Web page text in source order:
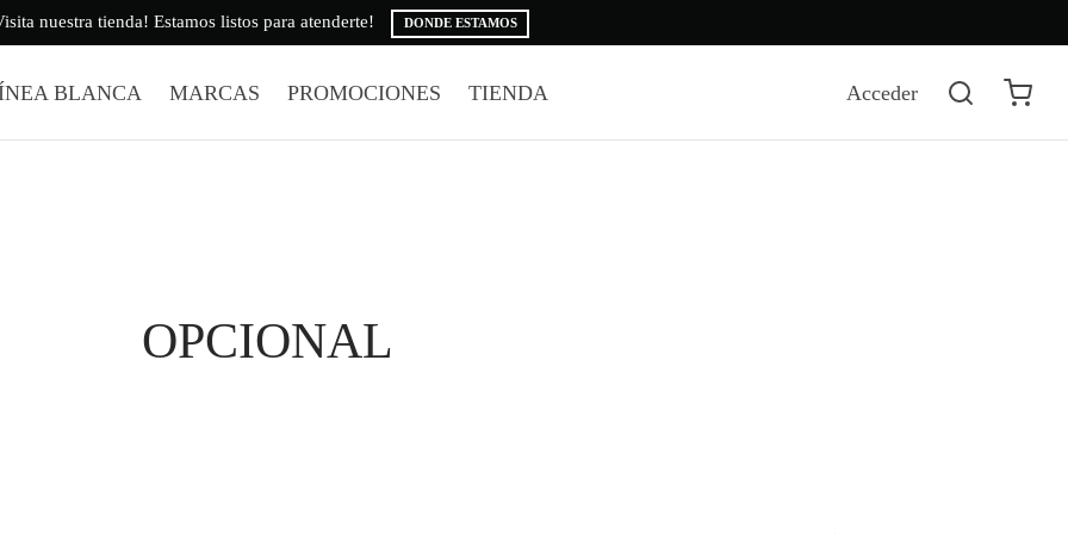
nuestra tienda! Estamos listos para atenderte! DONDE ESTAMOS
BLANCA MARCAS PROMOCIONES TIENDA Acceder
OPCIONAL